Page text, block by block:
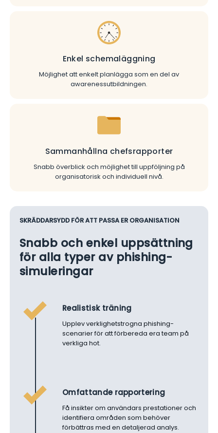
Enkel schemaläggning
Möjlighet att enkelt planlägga som en del av
awarenessutbildningen.
Sammanhållna chefsrapporter
Snabb överblick och möjlighet till uppföljning på
organisatorisk och individuell nivå.
SKRÄDDARSYDD FÖR ATT PASSA ER ORGANISATION
Snabb och enkel uppsättning
för alla typer av phishing-
simuleringar
Realistisk träning
Upplev verklighetstrogna phishing-
scenarier för att förbereda era team på
verkliga hot.
Omfattande rapportering
Få insikter om användars prestationer och
identifiera områden som behöver
förbättras med en detaljerad analys.